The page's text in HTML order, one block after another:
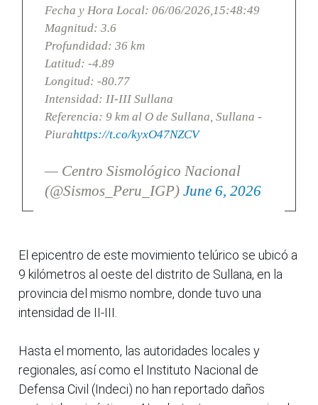
Fecha y Hora Local: 06/06/2026,15:48:49
Magnitud: 3.6
Profundidad: 36 km
Latitud: -4.89
Longitud: -80.77
Intensidad: II-III Sullana
Referencia: 9 km al O de Sullana, Sullana -
Piurahttps://t.co/kyxO47NZCV
— Centro Sismológico Nacional
(@Sismos_Peru_IGP) June 6, 2026
El epicentro de este movimiento telúrico se ubicó a
9 kilómetros al oeste del distrito de Sullana, en la
provincia del mismo nombre, donde tuvo una
intensidad de II-III.
Hasta el momento, las autoridades locales y
regionales, así como el Instituto Nacional de
Defensa Civil (Indeci) no han reportado daños